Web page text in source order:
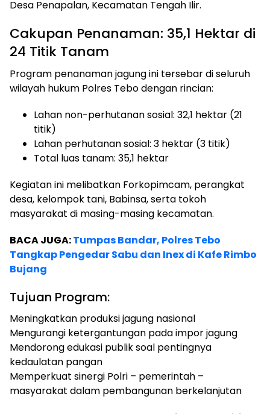
Desa Penapalan, Kecamatan Tengah Ilir.
Cakupan Penanaman: 35,1 Hektar di
24 Titik Tanam
Program penanaman jagung ini tersebar di seluruh
wilayah hukum Polres Tebo dengan rincian:
Lahan non-perhutanan sosial: 32,1 hektar (21
titik)
Lahan perhutanan sosial: 3 hektar (3 titik)
Total luas tanam: 35,1 hektar
Kegiatan ini melibatkan Forkopimcam, perangkat
desa, kelompok tani, Babinsa, serta tokoh
masyarakat di masing-masing kecamatan.
BACA JUGA:Tumpas Bandar, Polres Tebo
Tangkap Pengedar Sabu dan Inex di Kafe Rimbo
Bujang
Tujuan Program:
Meningkatkan produksi jagung nasional
Mengurangi ketergantungan pada impor jagung
Mendorong edukasi publik soal pentingnya
kedaulatan pangan
Memperkuat sinergi Polri – pemerintah –
masyarakat dalam pembangunan berkelanjutan